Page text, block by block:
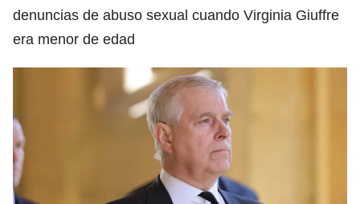
denuncias de abuso sexual cuando Virginia Giuffre
era menor de edad